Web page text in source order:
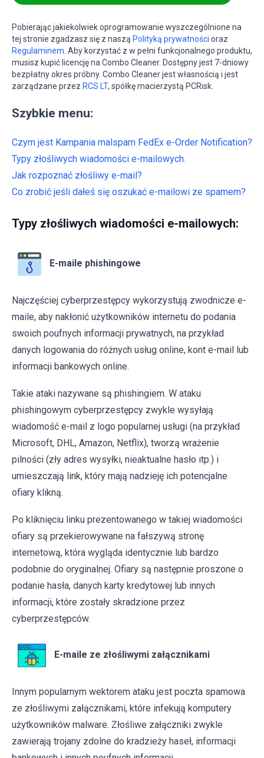
Pobierając jakiekolwiek oprogramowanie wyszczególnione na
tej stronie zgadzasz się z naszą Polityką prywatności oraz
Regulaminem. Aby korzystać z w pełni funkcjonalnego produktu,
musisz kupić licencję na Combo Cleaner. Dostępny jest 7-dniowy
bezpłatny okres próbny. Combo Cleaner jest własnością i jest
zarządzane przez RCS LT, spółkę macierzystą PCRisk.
Szybkie menu:
Czym jest Kampania malspam FedEx e-Order Notification?
Typy złośliwych wiadomości e-mailowych.
Jak rozpoznać złośliwy e-mail?
Co zrobić jeśli dałeś się oszukać e-mailowi ze spamem?
Typy złośliwych wiadomości e-mailowych:
E-maile phishingowe
Najczęściej cyberprzestępcy wykorzystują zwodnicze e-
maile, aby nakłonić użytkowników internetu do podania
swoich poufnych informacji prywatnych, na przykład
danych logowania do różnych usług online, kont e-mail lub
informacji bankowych online.
Takie ataki nazywane są phishingiem. W ataku
phishingowym cyberprzestępcy zwykle wysyłają
wiadomość e-mail z logo popularnej usługi (na przykład
Microsoft, DHL, Amazon, Netflix), tworzą wrażenie
pilności (zły adres wysyłki, nieaktualne hasło itp.) i
umieszczają link, który mają nadzieję ich potencjalne
ofiary klikną.
Po kliknięciu linku prezentowanego w takiej wiadomości
ofiary są przekierowywane na fałszywą stronę
internetową, która wygląda identycznie lub bardzo
podobnie do oryginalnej. Ofiary są następnie proszone o
podanie hasła, danych karty kredytowej lub innych
informacji, które zostały skradzione przez
cyberprzestępców.
E-maile ze złośliwymi załącznikami
Innym popularnym wektorem ataku jest poczta spamowa
ze złośliwymi załącznikami, które infekują komputery
użytkowników malware. Złośliwe załączniki zwykle
zawierają trojany zdolne do kradzieży haseł, informacji